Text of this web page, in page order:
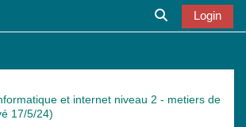
Sucheingabe
Login
et internet niveau 2 - metiers de
17/5/24)